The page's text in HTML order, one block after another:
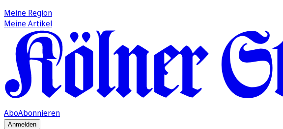
Meine Region
Meine Artikel
AboAbonnieren
Anmelden